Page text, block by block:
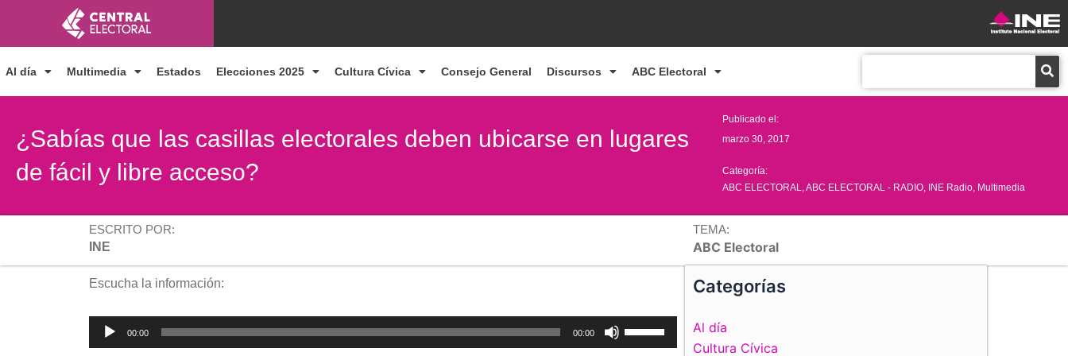
contenido
Al día Multimedia Estados Elecciones 2025 Cultura Cívica Consejo General Discursos ABC Electoral
¿Sabías que las casillas electorales deben ubicarse en lugares
de fácil y libre acceso?
Publicado el:
marzo 30, 2017
Categoría:
ABC ELECTORAL
,ABC ELECTORAL - RADIO INE Radio Multimedia
ESCRITO POR:
INE
TEMA:
ABC Electoral
Escucha la información:
Reproductor
de
00:00 00:00
las
Categorías
Al día
Cultura Cívica